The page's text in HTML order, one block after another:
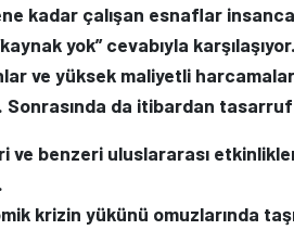
kadar çalışan esnaflar
yok” cevabıyla
ve yüksek maliyetli
Sonrasında da itibardan
ve benzeri uluslararası
krizin yükünü omuzlarında